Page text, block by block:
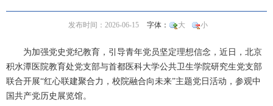
发布时间：2026-06-15 字体： 大 小
为加强党史党纪教育，引导青年党员坚定理想信念，近日，北京
积水潭医院教育处党支部与首都医科大学公共卫生学院研究生党支部
联合开展“红心联建聚合力，校院融合向未来”主题党日活动，参观中
国共产党历史展览馆。